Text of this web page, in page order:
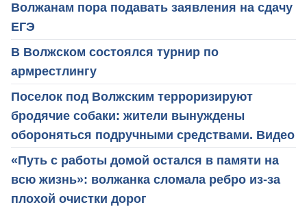
Волжанам пора подавать заявления на сдачу
ЕГЭ
В Волжском состоялся турнир по
армрестлингу
Поселок под Волжским терроризируют
бродячие собаки: жители вынуждены
обороняться подручными средствами. Видео
«Путь с работы домой остался в памяти на
всю жизнь»: волжанка сломала ребро из-за
плохой очистки дорог